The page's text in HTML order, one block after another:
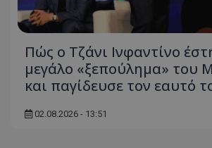
Πώς ο Τζάνι Ινφαντίνο
μεγάλο «ξεπούλημα» του
και παγίδευσε τον εαυτό
02.08.2026 - 13:51